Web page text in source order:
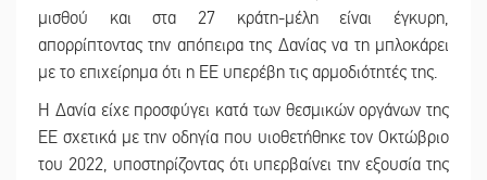
μισθού και στα 27 κράτη-μέλη είναι έγκυρη,
απορρίπτοντας την απόπειρα της Δανίας να τη μπλοκάρει
με το επιχείρημα ότι η ΕΕ υπερέβη τις αρμοδιότητές της.
Η Δανία είχε προσφύγει κατά των θεσμικών οργάνων της
ΕΕ σχετικά με την οδηγία που υιοθετήθηκε τον Οκτώβριο
του 2022, υποστηρίζοντας ότι υπερβαίνει την εξουσία της